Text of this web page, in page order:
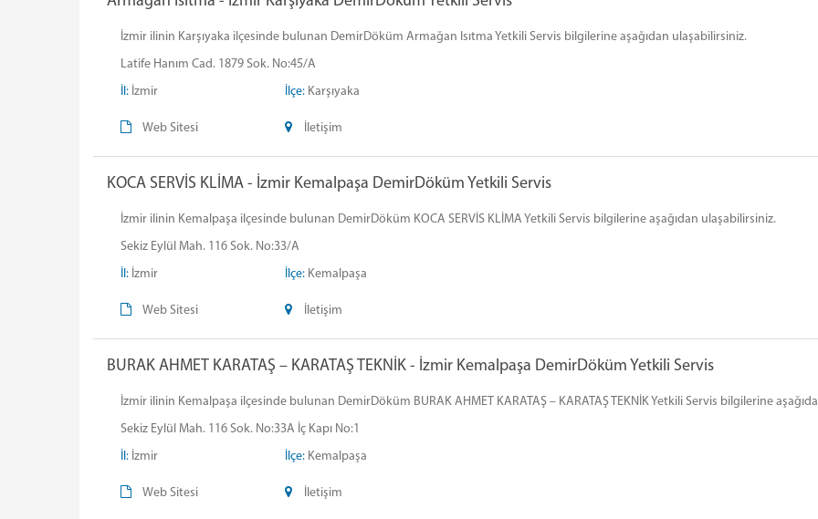
İzmir ilinin Karşıyaka ilçesinde bulunan DemirDöküm Armağan Isıtma Yetkili Servis bilgilerine aşağıdan ulaşabilirsiniz.
Latife Hanım Cad. 1879 Sok. No:45/A
İl: İzmir İlçe: Karşıyaka
Web Sitesi İletişim
KOCA SERVİS KLİMA - İzmir Kemalpaşa DemirDöküm Yetkili Servis
İzmir ilinin Kemalpaşa ilçesinde bulunan DemirDöküm KOCA SERVİS KLİMA Yetkili Servis bilgilerine aşağıdan ulaşabilirsiniz.
Sekiz Eylül Mah. 116 Sok. No:33/A
İl: İzmir İlçe: Kemalpaşa
Web Sitesi İletişim
BURAK AHMET KARATAŞ – KARATAŞ TEKNİK - İzmir Kemalpaşa DemirDöküm Yetkili Servis
İzmir ilinin Kemalpaşa ilçesinde bulunan DemirDöküm BURAK AHMET KARATAŞ – KARATAŞ TEKNİK Yetkili Servis bilgilerine
Sekiz Eylül Mah. 116 Sok. No:33A İç Kapı No:1
İl: İzmir İlçe: Kemalpaşa
Web Sitesi İletişim